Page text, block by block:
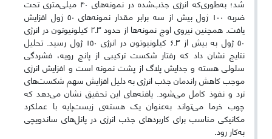
شد؛ به‌طوری‌که انرژی جذب‌شده در نمونه‌های ۴۰ میلی‌متری تحت
ضربه ۱۰۰ ژول بیش از سه برابر مقدار نمونه‌های ۵۰ ژول افزایش
یافت. همچنین نیروی اوج نمونه‌ها از حدود ۲.۳ کیلونیوتون در انرژی
۵۰ ژول به بیش از ۶.۳ کیلونیوتون در انرژی ۱۵۰ ژول رسید. تحلیل
نتایج نشان داد که رفتار شکست ترکیبی از پانچ رویه، فشردگی
سلولی هسته و جدایش پلاگ از پشت نمونه است و افزایش انرژی
موجب کاهش راندمان جذب انرژی به دلیل افزایش سهم شکست‌های
ترد و نفوذ کامل می‌شود. یافته‌های این تحقیق نشان می‌دهد که
چوب خرما می‌تواند به‌عنوان یک هسته‌ی زیست‌پایه با عملکرد
مکانیکی مناسب برای کاربردهای جذب انرژی در پانل‌های ساندویچی
به‌کار رود.